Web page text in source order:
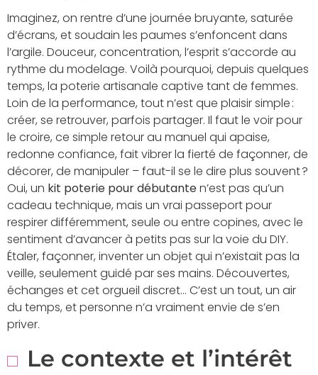
Imaginez, on rentre d’une journée bruyante, saturée
d’écrans, et soudain les paumes s’enfoncent dans
l’argile. Douceur, concentration, l’esprit s’accorde au
rythme du modelage. Voilà pourquoi, depuis quelques
temps, la poterie artisanale captive tant de femmes.
Loin de la performance, tout n’est que plaisir simple :
créer, se retrouver, parfois partager. Il faut le voir pour
le croire, ce simple retour au manuel qui apaise,
redonne confiance, fait vibrer la fierté de façonner, de
décorer, de manipuler – faut-il se le dire plus souvent ?
Oui, un kit poterie pour débutanten’est pas qu’un
cadeau technique, mais un vrai passeport pour
respirer différemment, seule ou entre copines, avec le
sentiment d’avancer à petits pas sur la voie du DIY.
Étaler, façonner, inventer un objet qui n’existait pas la
veille, seulement guidé par ses mains. Découvertes,
échanges et cet orgueil discret… C’est un tout, un air
du temps, et personne n’a vraiment envie de s’en
priver.
Le contexte et l’intérêt